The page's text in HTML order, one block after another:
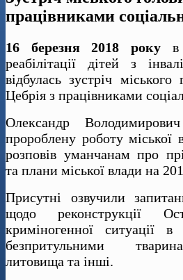
працівниками
16 березня 2018 року в
реабілітації дітей з
відбулась зустріч
Цебрія з працівниками
Олександр
пророблену роботу міської
розповів уманчанам про
та плани міської влади на
Присутні озвучили
щодо реконструкції
криміногенної ситуації
безпритульними
литовища та інші.